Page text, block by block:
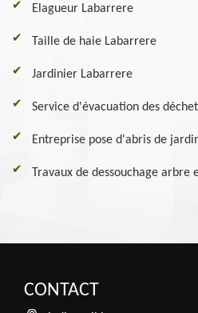
Elagueur Labarrere
Taille de haie Labarrere
Jardinier Labarrere
Service d'évacuation des
Entreprise pose d'abris de
Travaux de dessouchage
CONTACT